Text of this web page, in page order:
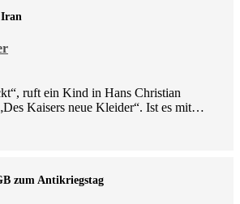
ruft ein Kind in Hans Christian
Kaisers neue Kleider“. Ist es mit…
zum Antikriegstag